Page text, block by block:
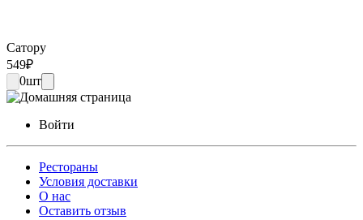
Сатору
549₽
0шт
Войти
Рестораны
Условия доставки
О нас
Оставить отзыв